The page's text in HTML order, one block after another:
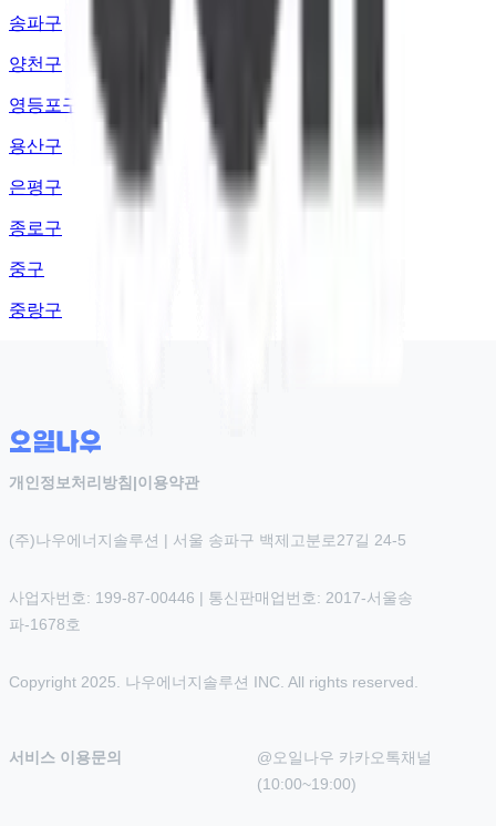
송파구
양천구
영등포구
용산구
은평구
종로구
중구
중랑구
개인정보처리방침 |이용약관
(주)나우에너지솔루션 | 서울 송파구 백제고분로27길 24-5
사업자번호: 199-87-00446 | 통신판매업번호: 2017-서울송
파-1678호
Copyright 2025. 나우에너지솔루션 INC. All rights reserved.
서비스 이용문의
@오일나우 카카오톡채널
(10:00~19:00)